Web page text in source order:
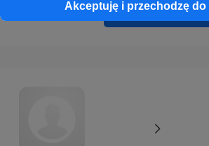
Akceptuję i przechodzę do
Cofnij Zarejestruj się